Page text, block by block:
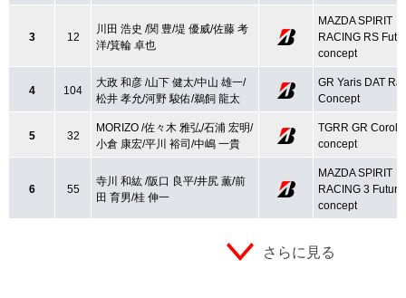
3 12
川田 浩史 /関 豊/堤 優威/佐藤 考
洋/箕輪 卓也
MAZDA SPIRIT
RACING RS
concept
4 104
大政 和彦 /山下 健太/中山 雄一/
松井 孝允/河野 駿佑/鵜飼 龍太
GR Yaris DAT
Concept
5 32
MORIZO /佐々木 雅弘/石浦 宏明/
小倉 康宏/平川 裕司/中嶋 一貴
TGRR GR
concept
6 55
寺川 和紘 /阪口 良平/井尻 薫/前
田 育男/桂 伸一
MAZDA SPIRIT
RACING 3 Future
concept
さらに見る